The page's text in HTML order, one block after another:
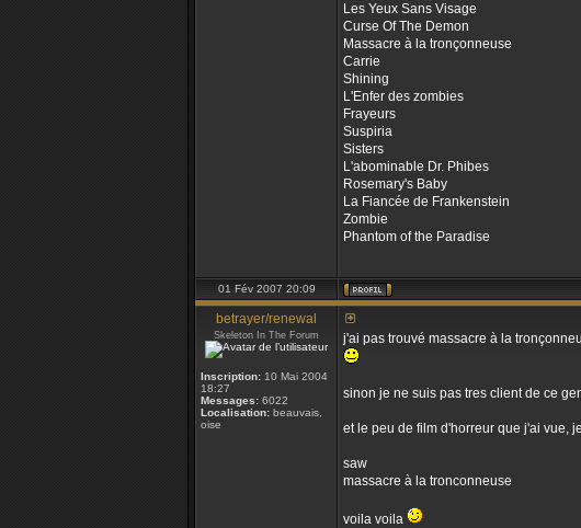
Les Yeux Sans Visage
Curse Of The Demon
Massacre à la tronçonneuse
Carrie
Shining
L'Enfer des zombies
Frayeurs
Suspiria
Sisters
L'abominable Dr. Phibes
Rosemary's Baby
La Fiancée de Frankenstein
Zombie
Phantom of the Paradise
01 Fév 2007 20:09
betrayer/renewal
Skeleton In The Forum
Inscription: 10 Mai 2004
18:27
Messages: 6022
Localisation: beauvais,
oise
j'ai pas trouvé massacre à la
sinon je ne suis pas tres client de ce
et le peu de film d'horreur que j'ai vue,
saw
massacre à la tronconneuse
voila voila